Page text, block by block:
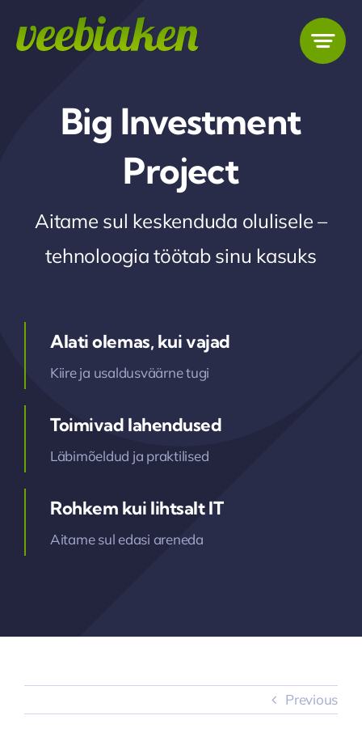
Big Investment
Project
Aitame sul keskenduda olulisele –
tehnoloogia töötab sinu kasuks
Alati olemas, kui vajad
Kiire ja usaldusväärne tugi
Toimivad lahendused
Läbimõeldud ja praktilised
Rohkem kui lihtsalt IT
Aitame sul edasi areneda
Previous